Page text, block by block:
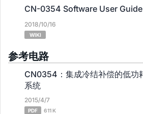
CN-0354 Software User Guide
2018/10/16
WIKI
参考电路
CN0354：集成冷结补偿的低功
系统
2015/4/7
PDF 611 K